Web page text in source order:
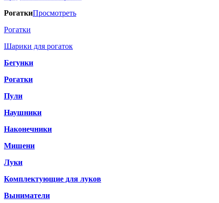
РогаткиПросмотреть
Рогатки
Шарики для рогаток
Бегунки
Рогатки
Пули
Наушники
Наконечники
Мишени
Луки
Комплектующие для луков
Выниматели